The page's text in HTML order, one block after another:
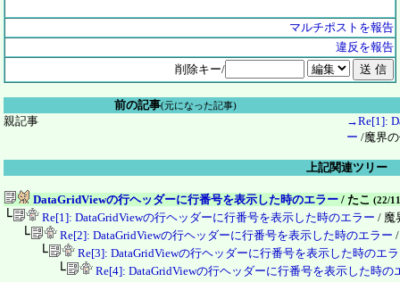
マルチポストを報告
違反を報告
削除キー/
前の記事(元になった記事)
親記事
→Re[1]:
ー /魔界
上記関連ツリー
DataGridViewの行ヘッダーに行番号を表示した時のエラー / たこ (22/
└ Re[1]: DataGridViewの行ヘッダーに行番号を表示した時のエラー / 魔
└ Re[2]: DataGridViewの行ヘッダーに行番号を表示した時のエラー
└ Re[3]: DataGridViewの行ヘッダーに行番号を表示した時のエ
└ Re[4]: DataGridViewの行ヘッダーに行番号を表示した時の